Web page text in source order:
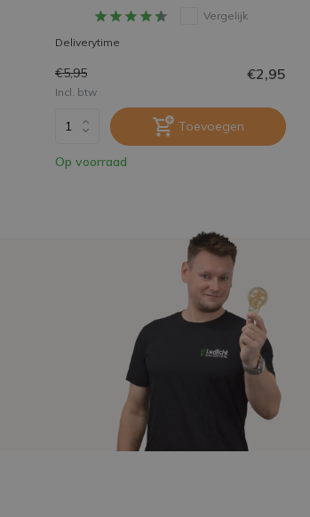
Vergelijk
Deliverytime
€5,95 €2,95
Incl. btw
Toevoegen
Op voorraad